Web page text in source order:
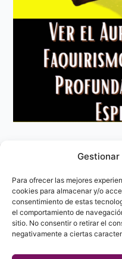
Para ofrecer las mejores
cookies para almacenar y/o
consentimiento de estas
el comportamiento de
sitio. No consentir o retirar el
negativamente a ciertas